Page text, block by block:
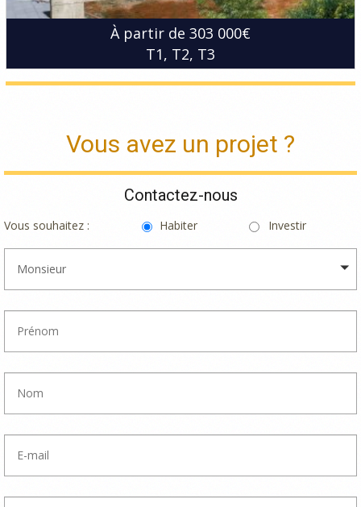
À partir de 303 000€
T1 T2 T3
Vous avez un projet ?
Contactez-nous
Vous souhaitez : Habiter Investir
Monsieur